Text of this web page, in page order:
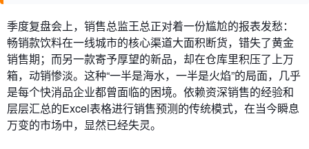
季度复盘会上，销售总监王总正对着一份尴尬的报表发愁：
畅销款饮料在一线城市的核心渠道大面积断货，错失了黄金
销售期；而另一款寄予厚望的新品，却在仓库里积压了上万
箱，动销惨淡。这种“一半是海水，一半是火焰”的局面，几乎
是每个快消品企业都曾面临的困境。依赖资深销售的经验和
层层汇总的Excel表格进行销售预测的传统模式，在当今瞬息
万变的市场中，显然已经失灵。